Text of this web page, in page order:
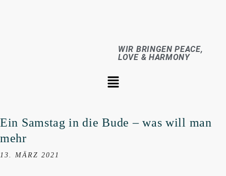
WIR BRINGEN PEACE,
LOVE & HARMONY
Ein Samstag in die Bude – was will man
mehr
13. MÄRZ 2021